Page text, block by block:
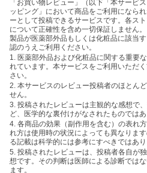
「お買い物レビュー」（以下「本サービ
ッピング」において商品をご利用になら
ーとして投稿できるサービスです。各ス
について正確性を含め一切保証しません
製品が医薬部外品もしくは化粧品に該当
認のうえご利用ください。
1. 医薬部外品および化粧品に関する重要
れています。本サービスをご利用いただ
さい。
2. 本サービスのレビュー投稿者のほとん
せん。
3. 投稿されたレビューは主観的な感想で
ど、医学的な裏付けがなされたものではあ
4. 各商品の効果（副作用を含む）の表れ
れ方は使用時の状況によっても異なりま
る記載は科学的には参考にすべきではあり
5. 投稿されたレビューは、投稿者各自が
想です。その判断は医師による診断では
ます。